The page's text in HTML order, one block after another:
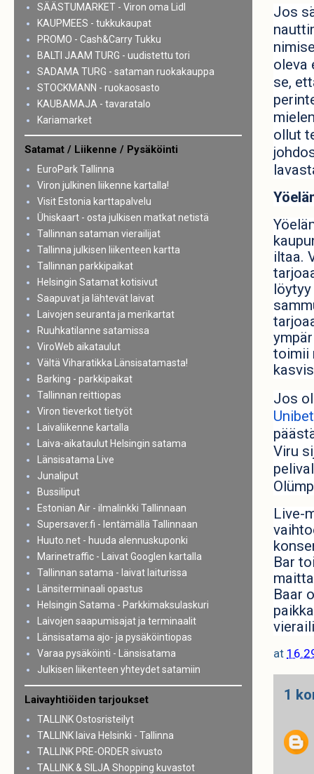
Jos
oleva
se,
ollut
iltaa.
toimii
Jos
Viru
Live-
Bar
Baar
at
1
SÄÄSTUMARKET - Viron oma Lidl
KAUPMEES - tukkukaupat
PROMO - Cash&Carry Tukku
BALTI JAAM TURG - uudistettu tori
SADAMA TURG - sataman ruokakauppa
STOCKMANN - ruokaosasto
KAUBAMAJA - tavaratalo
Kariamarket
Satamat / Liikenne / Pysäköinti
EuroPark Tallinna
Viron julkinen liikenne kartalla!
Visit Estonia karttapalvelu
Ühiskaart - osta julkisen matkat netistä
Tallinnan sataman vierailijat
Tallinna julkisen liikenteen kartta
Tallinnan parkkipaikat
Helsingin Satamat kotisivut
Saapuvat ja lähtevät laivat
Laivojen seuranta ja merikartat
Ruuhkatilanne satamissa
ViroWeb aikataulut
Vältä Viharatikka Länsisatamasta!
Barking - parkkipaikat
Tallinnan reittiopas
Viron tieverkot tietyöt
Laivaliikenne kartalla
Laiva-aikataulut Helsingin satama
Länsisatama Live
Junaliput
Bussiliput
Estonian Air - ilmalinkki Tallinnaan
Supersaver.fi - lentämällä Tallinnaan
Huuto.net - huuda alennuskuponki
Marinetraffic - Laivat Googlen kartalla
Tallinnan satama - laivat laiturissa
Länsiterminaali opastus
Helsingin Satama - Parkkimaksulaskuri
Laivojen saapumisajat ja terminaalit
Länsisatama ajo- ja pysäköintiopas
Varaa pysäköinti - Länsisatama
Julkisen liikenteen yhteydet satamiin
Laivayhtiöiden tarjoukset
TALLINK Ostosristeilyt
TALLINK laiva Helsinki - Tallinna
TALLINK PRE-ORDER sivusto
TALLINK & SILJA Shopping kuvastot